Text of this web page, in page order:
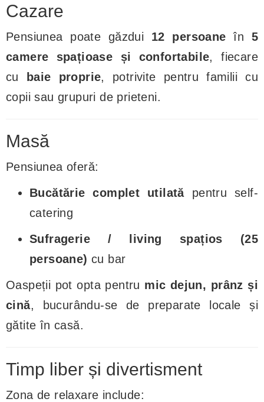
Cazare
Pensiunea poate găzdui 12 persoane în 5
camere spațioase și confortabile, fiecare
cu baie proprie, potrivite pentru familii cu
copii sau grupuri de prieteni.
Masă
Pensiunea oferă:
Bucătărie complet utilatăpentru self-
catering
Sufragerie / living spațios (25
persoane) cu bar
Oaspeții pot opta pentru mic dejun, prânz și
cină, bucurându-se de preparate locale și
gătite în casă.
Timp liber și divertisment
Zona de relaxare include: